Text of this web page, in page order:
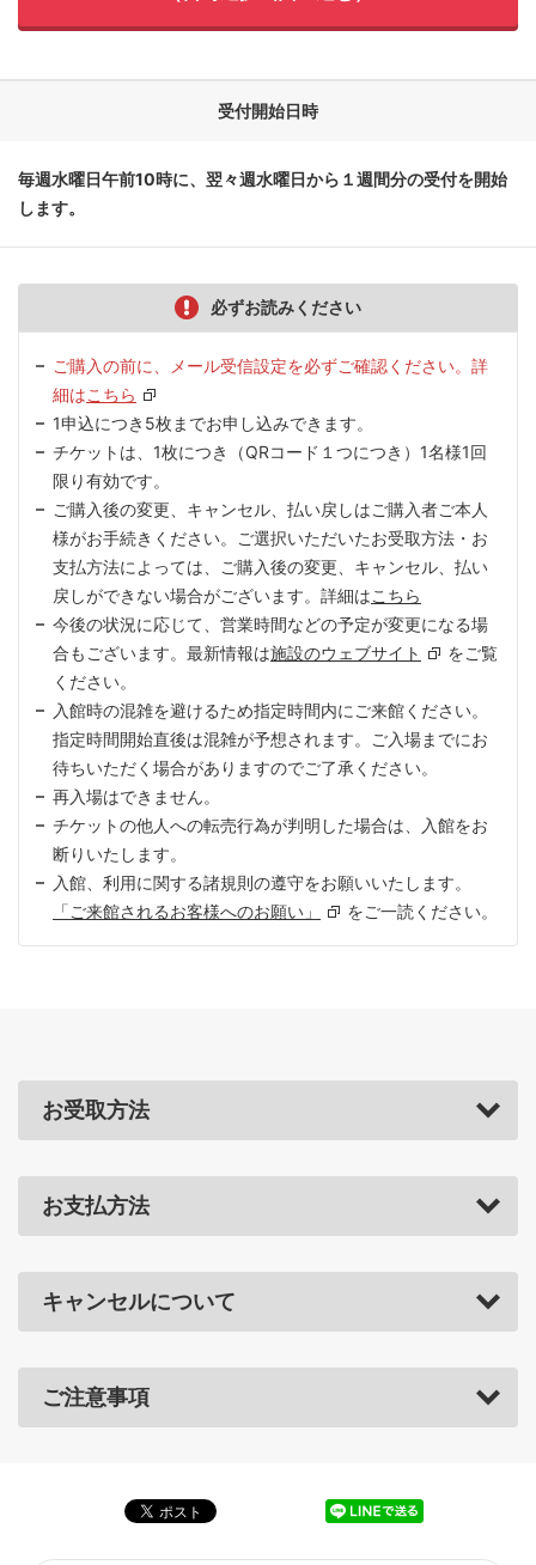
受付開始日時
毎週水曜日午前10時に、翌々週水曜日から１週間分の受付を開始
します。
必ずお読みください
ご購入の前に、メール受信設定を必ずご確認ください。詳
細はこちら
1申込につき5枚までお申し込みできます。
チケットは、1枚につき（QRコード１つにつき）1名様1回
限り有効です。
ご購入後の変更、キャンセル、払い戻しはご購入者ご本人
様がお手続きください。ご選択いただいたお受取方法・お
支払方法によっては、ご購入後の変更、キャンセル、払い
戻しができない場合がございます。詳細はこちら
今後の状況に応じて、営業時間などの予定が変更になる場
合もございます。最新情報は施設のウェブサイト
をご覧
ください。
入館時の混雑を避けるため指定時間内にご来館ください。
指定時間開始直後は混雑が予想されます。ご入場までにお
待ちいただく場合がありますのでご了承ください。
再入場はできません。
チケットの他人への転売行為が判明した場合は、入館をお
断りいたします。
入館、利用に関する諸規則の遵守をお願いいたします。
「ご来館されるお客様へのお願い」
をご一読ください。
お受取方法
お支払方法
キャンセルについて
ご注意事項